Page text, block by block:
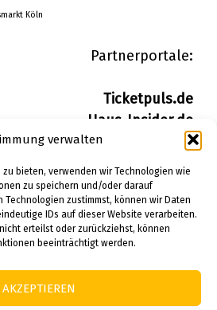
verwalten
zu bieten, verwenden wir Technologien wie
zu speichern und/oder darauf
Technologien zustimmst, können wir Daten
IDs auf dieser Website verarbeiten.
erteilst oder zurückziehst, können
beeinträchtigt werden.
AKZEPTIEREN
Köln
Partnerportale:
Ticketpuls.de
Haus-Insider.de
Wohn-Insider.de
Bau-Insider.de